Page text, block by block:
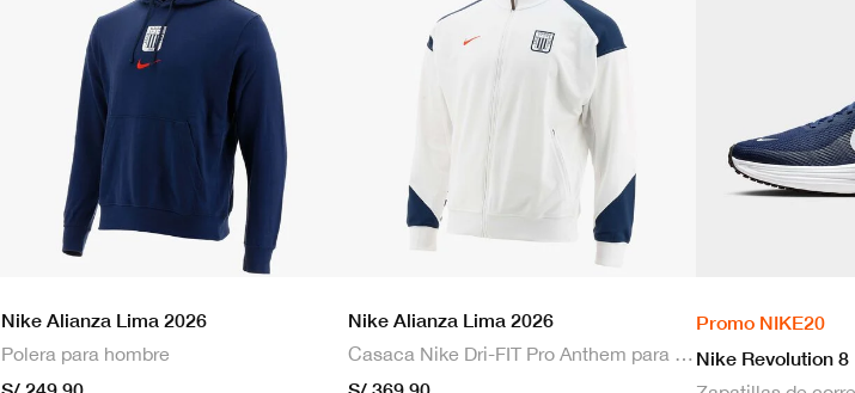
Nike Alianza Lima 2026
Polera para hombre
Nike Alianza Lima 2026
Casaca Nike Dri-FIT Pro Anthem para hombre
Promo NIKE20
Nike Revolution 8